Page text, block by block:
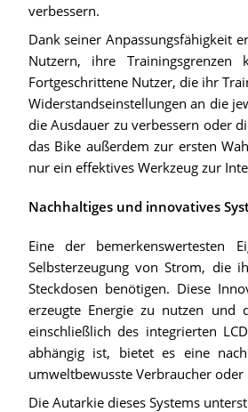
verbessern.
Dank seiner Anpassungsfähigkeit
Nutzern, ihre
Fortgeschrittene Nutzer, die ihr
Widerstandseinstellungen an die
die Ausdauer zu verbessern oder
das Bike außerdem zur ersten
nur ein effektives Werkzeug zur
Nachhaltiges und innovatives
Eine der bemerkenswertesten
Selbsterzeugung von Strom, die
Steckdosen benötigen. Diese
erzeugte Energie zu nutzen und
einschließlich des integrierten
abhängig ist, bietet es eine
umweltbewusste Verbraucher
Die Autarkie dieses Systems